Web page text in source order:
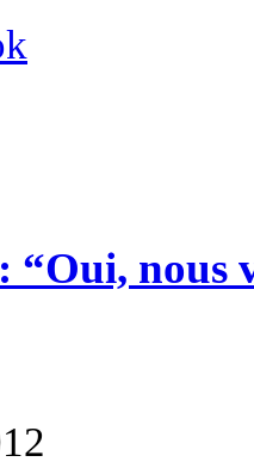
“Oui, nous